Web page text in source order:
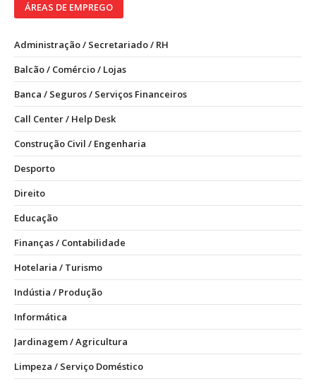
ÁREAS DE EMPREGO
Administração / Secretariado / RH
Balcão / Comércio / Lojas
Banca / Seguros / Serviços Financeiros
Call Center / Help Desk
Construção Civil / Engenharia
Desporto
Direito
Educação
Finanças / Contabilidade
Hotelaria / Turismo
Indústia / Produção
Informática
Jardinagem / Agricultura
Limpeza / Serviço Doméstico